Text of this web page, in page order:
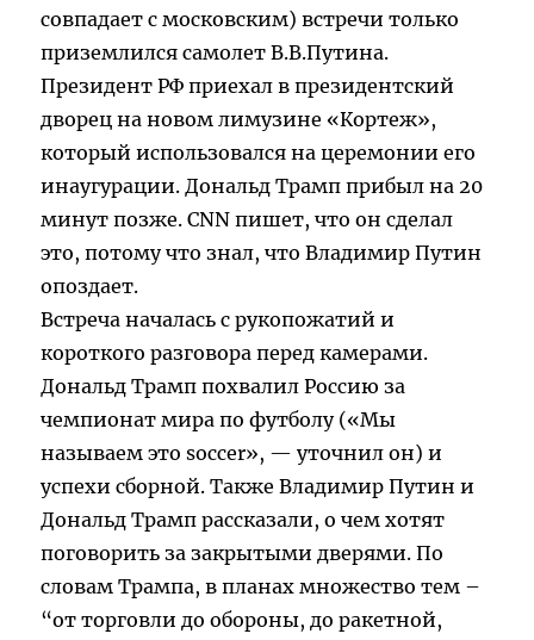
совпадает с московским) встречи только
приземлился самолет В.В.Путина.
Президент РФ приехал в президентский
дворец на новом лимузине «Кортеж»,
который использовался на церемонии его
инаугурации. Дональд Трамп прибыл на 20
минут позже. CNN пишет, что он сделал
это, потому что знал, что Владимир Путин
опоздает.
Встреча началась с рукопожатий и
короткого разговора перед камерами.
Дональд Трамп похвалил Россию за
чемпионат мира по футболу («Мы
называем это soccer», — уточнил он) и
успехи сборной. Также Владимир Путин и
Дональд Трамп рассказали, о чем хотят
поговорить за закрытыми дверями. По
словам Трампа, в планах множество тем –
“от торговли до обороны, до ракетной,